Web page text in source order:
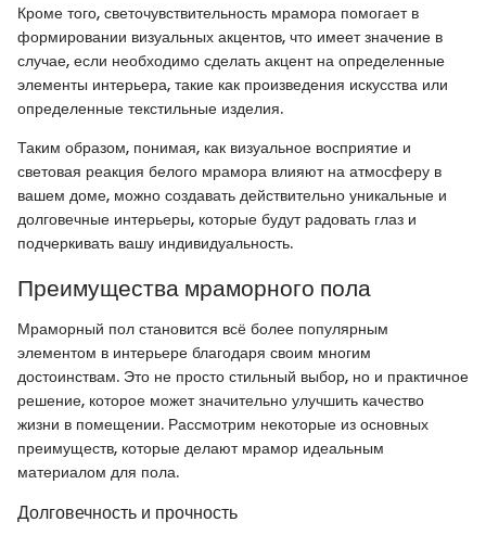
Кроме того, светочувствительность мрамора помогает в
формировании визуальных акцентов, что имеет значение в
случае, если необходимо сделать акцент на определенные
элементы интерьера, такие как произведения искусства или
определенные текстильные изделия.
Таким образом, понимая, как визуальное восприятие и
световая реакция белого мрамора влияют на атмосферу в
вашем доме, можно создавать действительно уникальные и
долговечные интерьеры, которые будут радовать глаз и
подчеркивать вашу индивидуальность.
Преимущества мраморного пола
Мраморный пол становится всё более популярным
элементом в интерьере благодаря своим многим
достоинствам. Это не просто стильный выбор, но и практичное
решение, которое может значительно улучшить качество
жизни в помещении. Рассмотрим некоторые из основных
преимуществ, которые делают мрамор идеальным
материалом для пола.
Долговечность и прочность